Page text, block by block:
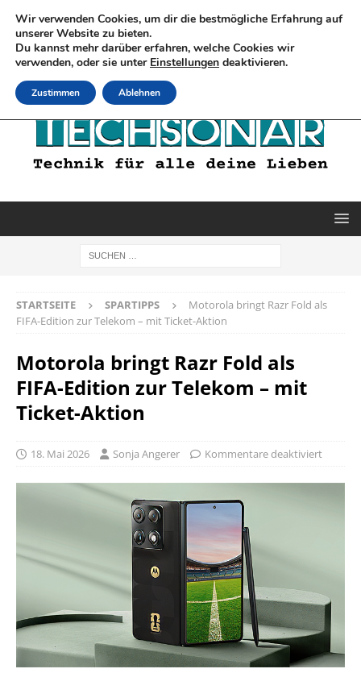
STARTSEITE SPARTIPPS
Motorola bringt Razr Fold als
FIFA-Edition zur Telekom – mit Ticket-Aktion
Motorola bringt Razr Fold als
FIFA-Edition zur Telekom – mit
Ticket-Aktion
18. Mai 2026 Sonja Angerer Kommentare deaktiviert
Wir verwenden Cookies, um dir die bestmögliche Erfahrung auf
unserer Website zu bieten.
Du kannst mehr darüber erfahren, welche Cookies wir
verwenden, oder sie unter Einstellungen deaktivieren.
Zustimmen Ablehnen